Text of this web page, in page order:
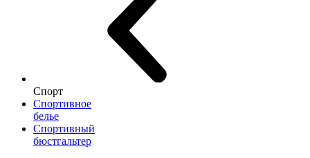
Спорт
Спортивное
белье
Спортивный
бюстгальтер